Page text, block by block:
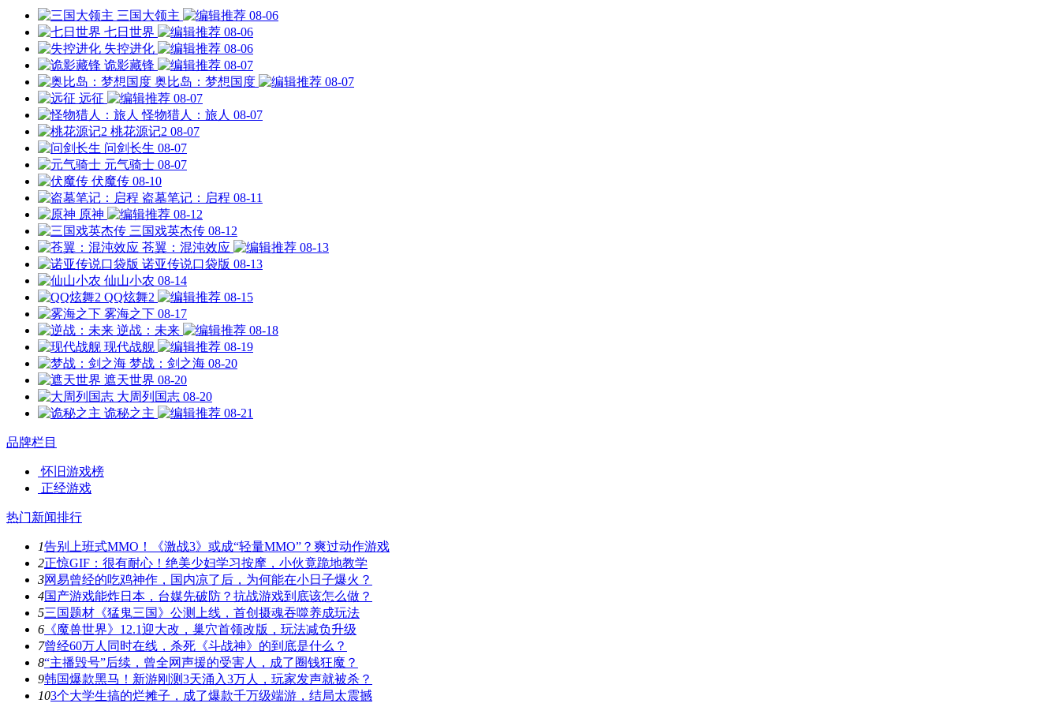
三国大领主
08-06
七日世界
08-06
失控进化
08-06
诡影藏锋
08-07
奥比岛：梦想国度
08-07
远征
08-07
怪物猎人：旅人 08-07
桃花源记2 08-07
问剑长生 08-07
元气骑士 08-07
伏魔传 08-10
盗墓笔记：启程 08-11
原神
08-12
三国戏英杰传 08-12
苍翼：混沌效应
08-13
诺亚传说口袋版 08-13
仙山小农 08-14
QQ炫舞2
08-15
雾海之下 08-17
逆战：未来
08-18
现代战舰
08-19
梦战：剑之海 08-20
遮天世界 08-20
大周列国志 08-20
诡秘之主
08-21
品牌栏目
怀旧游戏榜
正经游戏
热门新闻排行
1告别上班式MMO！《激战3》或成“轻量MMO”？爽过动作游戏
2正惊GIF：很有耐心！绝美少妇学习按摩，小伙竟跪地教学
3网易曾经的吃鸡神作，国内凉了后，为何能在小日子爆火？
4国产游戏能炸日本，台媒先破防？抗战游戏到底该怎么做？
5三国题材《猛鬼三国》公测上线，首创摄魂吞噬养成玩法
6 《魔兽世界》12.1迎大改，巢穴首领改版，玩法减负升级
7曾经60万人同时在线，杀死《斗战神》的到底是什么？
8“主播毁号”后续，曾全网声援的受害人，成了圈钱狂魔？
9韩国爆款黑马！新游刚测3天涌入3万人，玩家发声就被杀？
103个大学生搞的烂摊子，成了爆款千万级端游，结局太震撼